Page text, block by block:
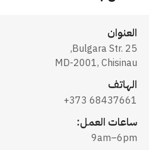
العنوان
Bulgara Str. 25,
MD-2001, Chisinau
الهاتف
+373 68437661
ساعات العمل:
9am–6pm